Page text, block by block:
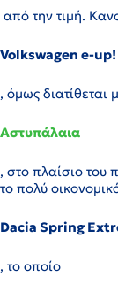
από την τιμή.
Volkswagen e-up!
, όμως διατίθεται
Αστυπάλαια
, στο πλαίσιο του
το πολύ
Dacia Spring
, το οποίο